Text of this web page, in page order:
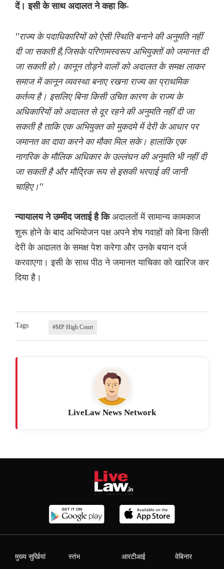
दें। इसी के साथ अदालत ने कहा कि-
''राज्य के पदाधिकारियों को ऐसी स्थिति बनाने की अनुमति नहीं
दी जा सकती है,जिसके परिणामस्वरूप अभियुक्तों को जमानत दी
जा सकती हो। कानून तोड़ने वालों को अदालत के समक्ष लाकर
समाज में कानून व्यवस्था बनाए रखना राज्य का प्राथमिक
कर्तव्य है। इसलिए बिना किसी उचित कारण के राज्य के
अधिकारियों को अदालत से दूर रहने की अनुमति नहीं दी जा
सकती है ताकि एक अभियुक्त को मुकदमे में देरी के आधार पर
जमानत का दावा करने का मौका मिल सके। हालांकि एक
नागरिक के मौलिक अधिकार के उल्लंघन की अनुमति भी नहीं दी
जा सकती है और मौद्रिक रूप से इसकी भरपाई की जानी
चाहिए।''
न्यायालय ने उम्मीद जताई है किअदालतों में सामान्य कामकाज
शुरू होने के बाद अभियोजन पक्ष अपने शेष गवाहों को बिना किसी
देरी के अदालत के समक्ष पेश करेगा और उनके बयान दर्ज
करवाएगा। इसी के साथ पीठ ने जमानत याचिका को खारिज कर
दिया है।
Tags #MP High Court
LiveLaw News Network
मुख्य सुर्खियां स्तंभ आरटीआई वेबिनार